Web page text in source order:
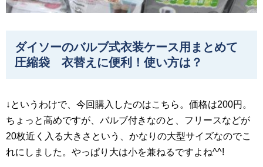
ダイソーのバルブ式衣装ケース用まとめて
圧縮袋 衣替えに便利！使い方は？
↓というわけで、今回購入したのはこちら。価格は200円。
ちょっと高めですが、バルブ付きなのと、フリースなどが
20枚近く入る大きさという、かなりの大型サイズなのでこ
れにしました。やっぱり大は小を兼ねるですよね^^!